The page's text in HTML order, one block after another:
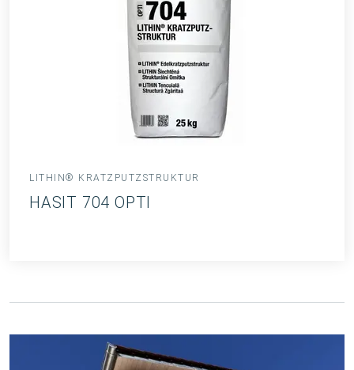
LITHIN® KRATZPUTZSTRUKTUR
HASIT 704 OPTI